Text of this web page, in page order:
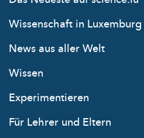
Wissenschaft in Luxemburg
News aus aller Welt
Wissen
Experimentieren
Für Lehrer und Eltern